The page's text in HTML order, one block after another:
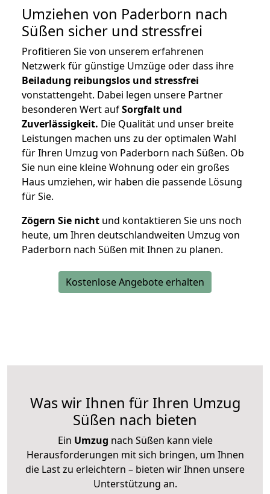
Umziehen von Paderborn nach
Süßen sicher und stressfrei
Profitieren Sie von unserem erfahrenen
Netzwerk für günstige Umzüge oder dass ihre
Beiladung reibungslos und stressfrei
vonstattengeht. Dabei legen unsere Partner
besonderen Wert aufSorgfalt und
Zuverlässigkeit. Die Qualität und unser breite
Leistungen machen uns zu der optimalen Wahl
für Ihren Umzug von Paderborn nach Süßen. Ob
Sie nun eine kleine Wohnung oder ein großes
Haus umziehen, wir haben die passende Lösung
für Sie.
Zögern Sie nicht und kontaktieren Sie uns noch
heute, um Ihren deutschlandweiten Umzug von
Paderborn nach Süßen mit Ihnen zu planen.
Kostenlose Angebote erhalten
Was wir Ihnen für Ihren Umzug
Süßen nach bieten
Ein Umzug nach Süßen kann viele
Herausforderungen mit sich bringen, um Ihnen
die Last zu erleichtern – bieten wir Ihnen unsere
Unterstützung an.